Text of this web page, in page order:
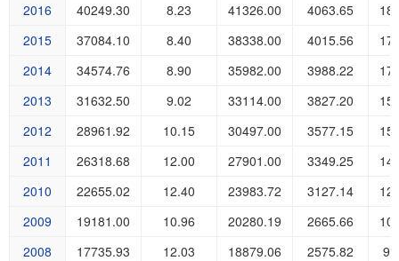
2016
40249.30 8.23 41326.00 4063.65
2015
37084.10 8.40 38338.00 4015.56
2014
34574.76 8.90 35982.00 3988.22
2013
31632.50 9.02 33114.00 3827.20
2012
28961.92 10.15 30497.00 3577.15
2011
26318.68 12.00 27901.00 3349.25
2010
22655.02 12.40 23983.72 3127.14
2009
19181.00 10.96 20280.19 2665.66
2008
17735.93 12.03 18879.06 2575.82